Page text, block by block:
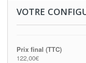
VOTRE
Prix final (TTC)
122,00€